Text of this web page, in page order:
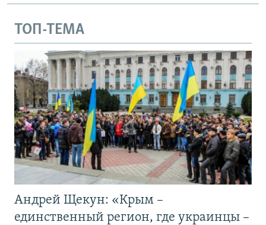
ТОП-ТЕМА
Андрей Щекун: «Крым –
единственный регион, где украинцы –